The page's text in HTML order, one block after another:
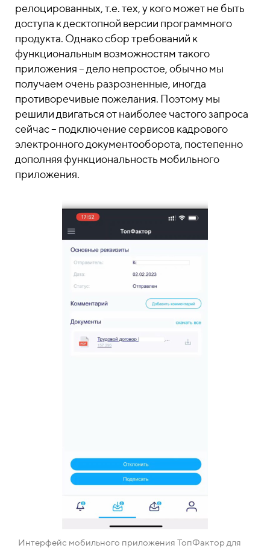
релоцированных, т.е. тех, у кого может не быть
доступа к десктопной версии программного
продукта. Однако сбор требований к
функциональным возможностям такого
приложения – дело непростое, обычно мы
получаем очень разрозненные, иногда
противоречивые пожелания. Поэтому мы
решили двигаться от наиболее частого запроса
сейчас – подключение сервисов кадрового
электронного документооборота, постепенно
дополняя функциональность мобильного
приложения.
Интерфейс мобильного приложения ТопФактор для